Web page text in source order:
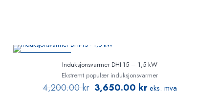
PÅ TILBUDInduksjonsvarmer DHI-15 – 1,5 kW
Ekstremt populær induksjonsvarmer
4,200.00kr 3,650.00 kr eks. mva